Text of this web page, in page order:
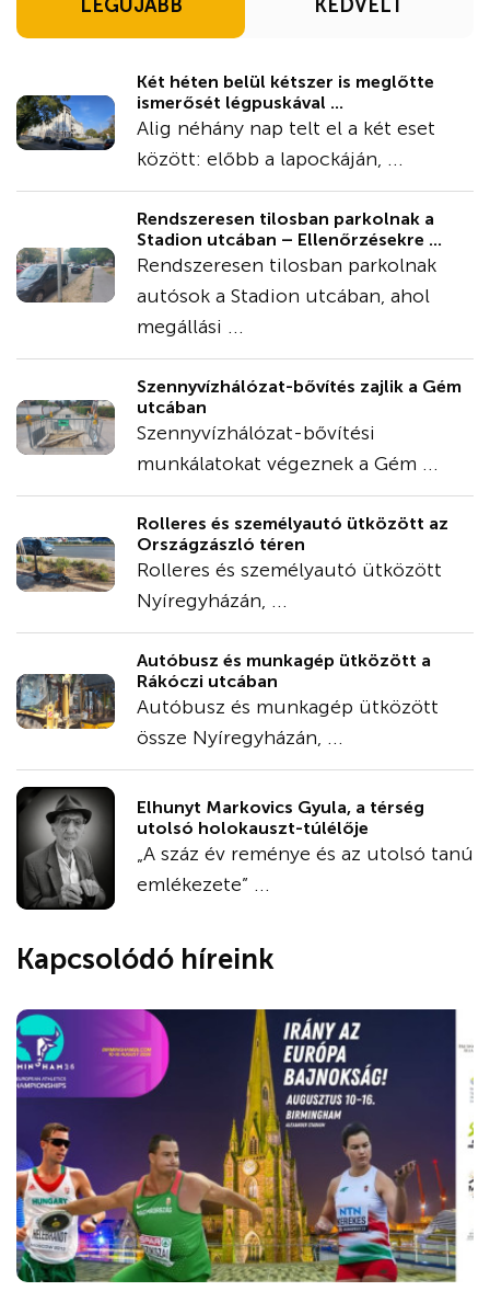
LEGÚJABB KEDVELT
Két héten belül kétszer is meglőtte
ismerősét légpuskával ...
Alig néhány nap telt el a két eset
között: előbb a lapockáján, ...
Rendszeresen tilosban parkolnak a
Stadion utcában – Ellenőrzésekre ...
Rendszeresen tilosban parkolnak
autósok a Stadion utcában, ahol
megállási ...
Szennyvízhálózat-bővítés zajlik a Gém
utcában
Szennyvízhálózat-bővítési
munkálatokat végeznek a Gém ...
Rolleres és személyautó ütközött az
Országzászló téren
Rolleres és személyautó ütközött
Nyíregyházán, ...
Autóbusz és munkagép ütközött a
Rákóczi utcában
Autóbusz és munkagép ütközött
össze Nyíregyházán, ...
Elhunyt Markovics Gyula, a térség
utolsó holokauszt-túlélője
„A száz év reménye és az utolsó tanú
emlékezete” ...
Kapcsolódó híreink